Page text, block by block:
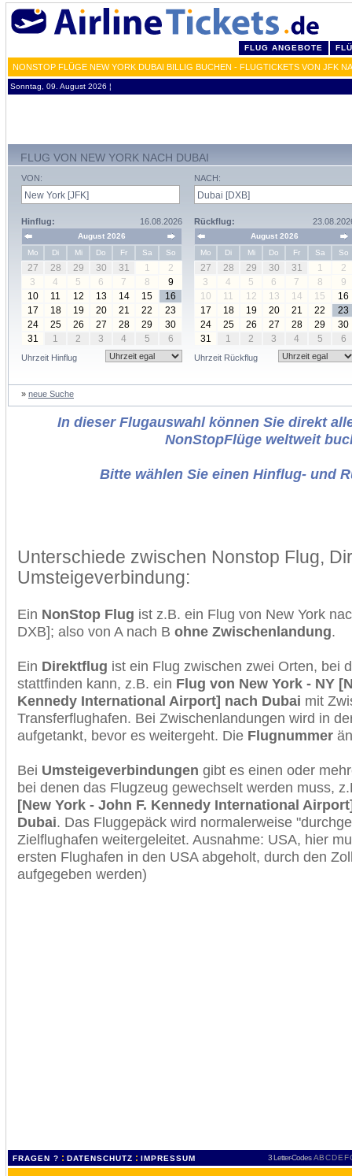
FLUG ANGEBOTE
NONSTOP FLÜGE NEW YORK DUBAI BILLIG BUCHEN - FLUGTICKETS VON JFK
Sonntag, 09. August 2026 ¦
FLUG VON NEW YORK NACH DUBAI
VON:
Hinflug: 16.08.2026
August 2026
Mo
Di Mi Do Fr Sa So
27 28 29 30 31 1
2
3
4 5 6 7 8
9
10
11 12 13 14 15
16
17
18 19 20 21 22
23
24
25 26 27 28 29
30
31
1 2 3 4 5 6
Uhrzeit Hinflug
NACH:
Rückflug:
August 2026
Mo
Di Mi Do Fr Sa So
27 28 29 30 31 1
2
3
4 5 6 7 8
9
10
11 12 13 14 15
16
17
18 19 20 21 22
23
24
25 26 27 28 29
30
31
1 2 3 4 5 6
Uhrzeit Rückflug
» neue Suche
In dieser Flugauswahl können Sie direkt
NonStopFlüge weltweit
Bitte wählen Sie einen Hinflug- und
Unterschiede zwischen Nonstop Flug,
Umsteigeverbindung:
Ein NonStop Flug ist z.B. ein Flug von New York
DXB]; also von A nach B ohne Zwischenlandung.
Ein Direktflug ist ein Flug zwischen zwei Orten, bei
stattfinden kann, z.B. ein Flug von New York - NY
Kennedy International Airport] nach Dubai mit
Transferflughafen. Bei Zwischenlandungen wird in
aufgetankt, bevor es weitergeht. Die Flugnummer
Bei Umsteigeverbindungen gibt es einen oder
bei denen das Flugzeug gewechselt werden muss,
[New York - John F. Kennedy International
Dubai. Das Fluggepäck wird normalerweise
Zielflughafen weitergeleitet. Ausnahme: USA, hier
ersten Flughafen in den USA abgeholt, durch den
aufgegeben werden)
FRAGEN ? : DATENSCHUTZ : IMPRESSUM 3 Letter-Codes ABCDEF